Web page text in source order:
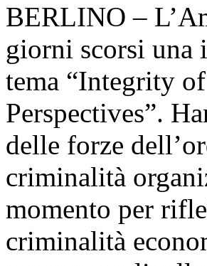
BERLINO –
giorni scorsi una
tema “Integrity
Perspectives”.
delle forze
criminalità
momento per
criminalità